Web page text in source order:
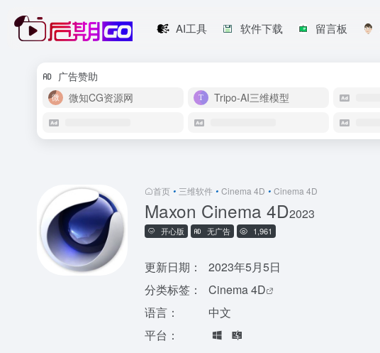
AI工具 软件下载 留言板
广告赞助
微知CG资源网
Tripo-AI三维模型
首页 • 三维软件 • Cinema 4D • Cinema 4D
Maxon Cinema 4D2023
开心版 无广告 1,961
更新日期：
2023年5月5日
分类标签：
Cinema 4D
语言：
中文
平台：